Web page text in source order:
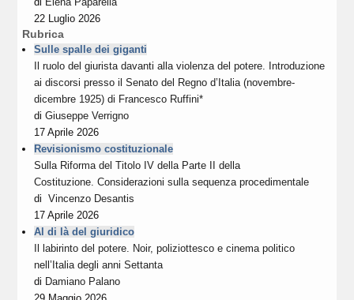
22 Luglio 2026
Rubrica
Sulle spalle dei giganti
Il ruolo del giurista davanti alla violenza del potere. Introduzione
ai discorsi presso il Senato del Regno d’Italia (novembre-
dicembre 1925) di Francesco Ruffini*
diGiuseppe Verrigno
17 Aprile 2026
Revisionismo costituzionale
Sulla Riforma del Titolo IV della Parte II della
Costituzione. Considerazioni sulla sequenza procedimentale
diVincenzo Desantis
17 Aprile 2026
Al di là del giuridico
Il labirinto del potere. Noir, poliziottesco e cinema politico
nell’Italia degli anni Settanta
di Damiano Palano